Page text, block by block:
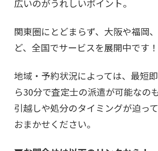
広いのがうれしいポイント。
関東圏にとどまらず、大阪や福岡
ど、全国でサービスを展開中です！
地域・予約状況によっては、最短
ら30分で査定士の派遣が可能なの
引越しや処分のタイミングが迫っ
おまかせください。